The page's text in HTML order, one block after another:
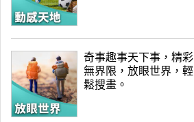
奇事趣事天下事，精彩
無界限，放眼世界，輕
鬆搜畫。